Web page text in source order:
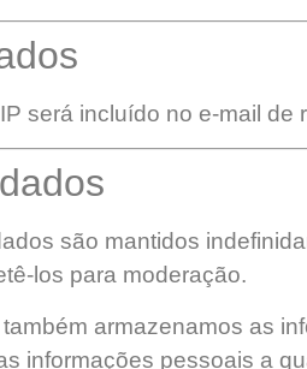
será incluído no e-mail de
são mantidos
los para moderação.
armazenamos as
informações pessoais a